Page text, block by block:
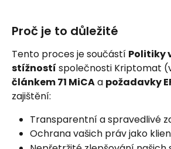
Proč je to důležité
Tento proces je součástí Politiky
stížností společnosti Kriptomat
článkem 71 MiCA a požadavky
zajištění:
Transparentní a spravedlivé
Ochrana vašich práv jako